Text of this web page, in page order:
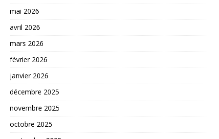
mai 2026
avril 2026
mars 2026
février 2026
janvier 2026
décembre 2025
novembre 2025
octobre 2025